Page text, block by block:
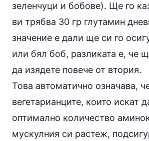
зеленчуци и бобове). Ще го
ви трябва 30 гр глутамин
значение е дали ще си го
или бял боб, разликата е, че
да изядете повече от втория.
Това автоматично означава,
вегетарианците, които искат
оптимално количество
мускулния си растеж,